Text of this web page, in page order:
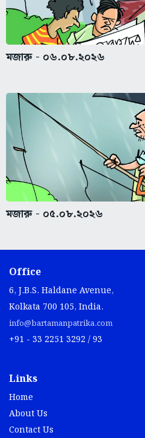
মজারু - ০৬.০৮.২০২৬
মজারু - ০৫.০৮.২০২৬
Office
6, J.B.S. Haldane Avenue,
Kolkata 700 105, India.
info@bartamanpatrika.com
+91 - 33 2251 3292 / 93
Links
Home
About Us
Contact Us